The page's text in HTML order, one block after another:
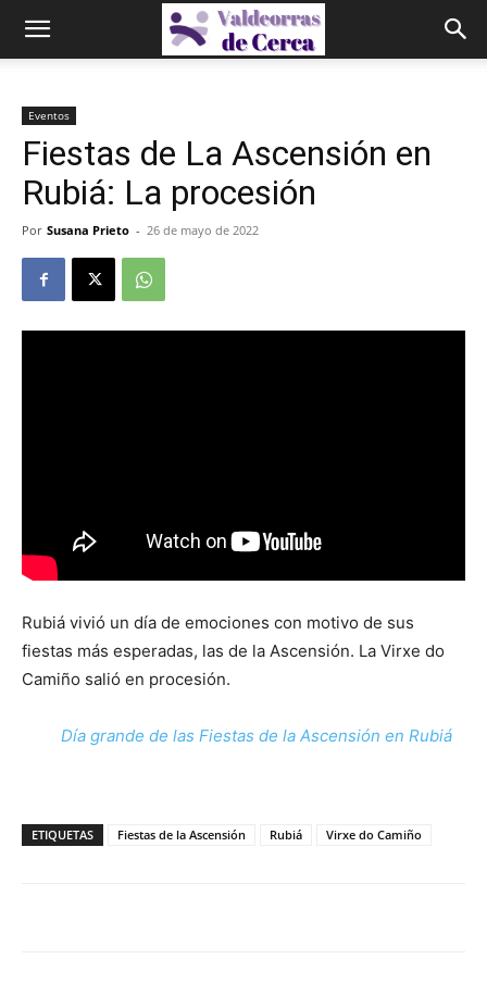
Eventos
Fiestas de La Ascensión en
Rubiá: La procesión
Por Susana Prieto - 26 de mayo de 2022
Rubiá vivió un día de emociones con motivo de sus
fiestas más esperadas, las de la Ascensión. La Virxe do
Camiño salió en procesión.
Día grande de las Fiestas de la Ascensión en Rubiá
ETIQUETAS Fiestas de la Ascensión Rubiá Virxe do Camiño